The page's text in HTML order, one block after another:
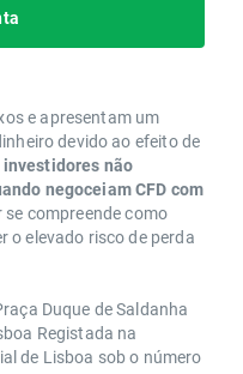
e apresentam um
devido ao efeito de
investidores não
negoceiam CFD com
se compreende como
o elevado risco de perda
Duque de Saldanha
Registada na
de Lisboa sob o número